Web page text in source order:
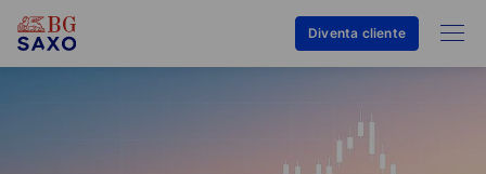
Diventa cliente